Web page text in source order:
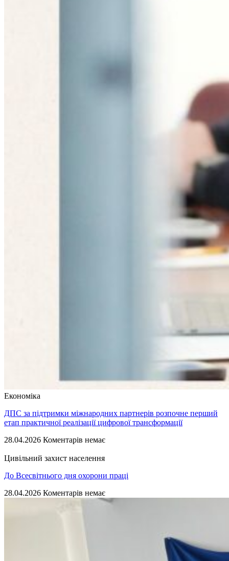
Економіка
ДПС за підтримки міжнародних партнерів розпочне перший
етап практичної реалізації цифрової трансформації
28.04.2026 Коментарів немає
Цивільний захист населення
До Всесвітнього дня охорони праці
28.04.2026 Коментарів немає